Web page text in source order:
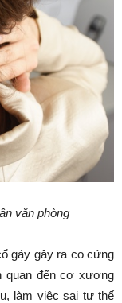
văn phòng
gáy gây ra co cứng
quan đến cơ xương
làm việc sai tư thế